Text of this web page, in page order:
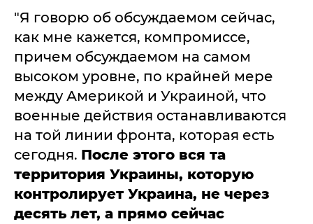
"Я говорю об обсуждаемом сейчас,
как мне кажется, компромиссе,
причем обсуждаемом на самом
высоком уровне, по крайней мере
между Америкой и Украиной, что
военные действия останавливаются
на той линии фронта, которая есть
сегодня. После этого вся та
территория Украины, которую
контролирует Украина, не через
десять лет, а прямо сейчас